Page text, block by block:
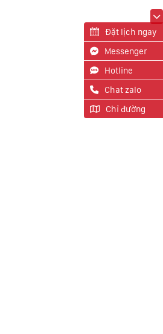
Đặt lịch ngay
Messenger
Hotline
Chat zalo
Chỉ đường